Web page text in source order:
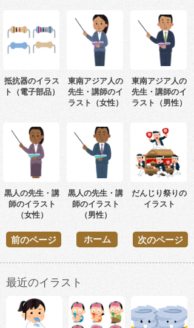
抵抗器のイラス
ト（電子部品）
東南アジア人の
先生・講師のイ
ラスト（女性）
東南アジア人の
先生・講師のイ
ラスト（男性）
黒人の先生・講
師のイラスト
（女性）
黒人の先生・講
師のイラスト
（男性）
だんじり祭りの
イラスト
前のページ 次のページ
ホーム
最近のイラスト